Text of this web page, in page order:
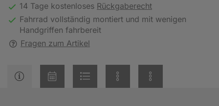
14 Tage kostenloses Rückgaberecht
Fahrrad vollständig montiert und mit wenigen
Handgriffen fahrbereit
Fragen zum Artikel